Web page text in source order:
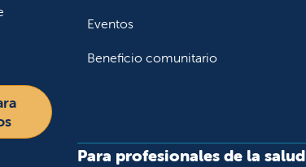
Eventos
Beneficio comunitario
Para profesionales de la salud